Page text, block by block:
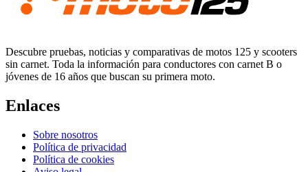
Descubre pruebas, noticias y comparativas de motos 125 y scooters
sin carnet. Toda la información para conductores con carnet B o
jóvenes de 16 años que buscan su primera moto.
Enlaces
Sobre nosotros
Política de privacidad
Política de cookies